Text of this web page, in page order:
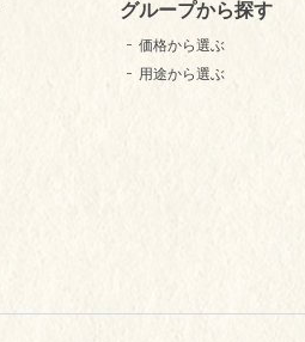
グループから探す
価格から選ぶ
用途から選ぶ